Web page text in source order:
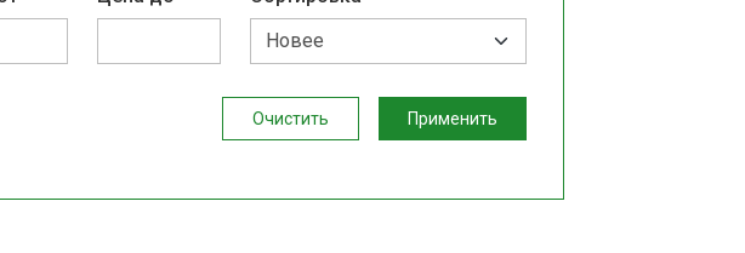
Очистить Применить